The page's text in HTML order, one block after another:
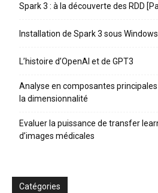
Spark 3 : à la découverte des RDD
Installation de Spark 3 sous
L’histoire d’OpenAI et de GPT3
Analyse en composantes
la dimensionnalité
Evaluer la puissance de transfer
d’images médicales
Catégories